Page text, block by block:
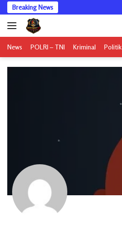
Langsung
ke
konten
Breaking News
News POLRI – TNI Kriminal Politik